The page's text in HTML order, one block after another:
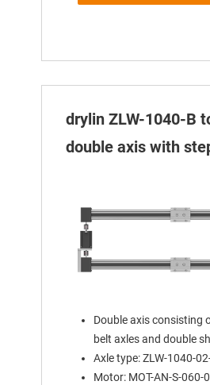
drylin ZLW-1040-B
double axis with
Double axis consisting
belt axles and double
Axle type: ZLW-1040-
Motor: MOT-AN-S-060-